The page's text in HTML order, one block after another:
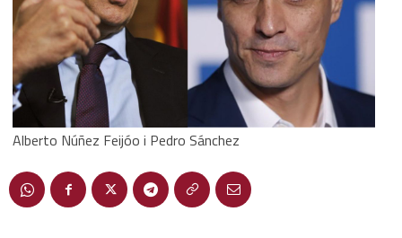
Alberto Núñez Feijóo i Pedro Sánchez